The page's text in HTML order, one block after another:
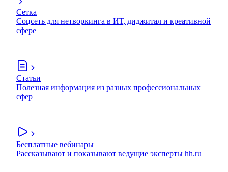
Сетка
Соцсеть для нетворкинга в ИТ, диджитал и креативной
сфере
Статьи
Полезная информация из разных профессиональных
сфер
Бесплатные вебинары
Рассказывают и показывают ведущие эксперты hh.ru